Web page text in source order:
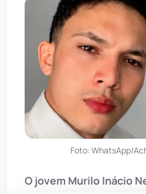
Foto: WhatsApp/
O jovem Murilo Inácio